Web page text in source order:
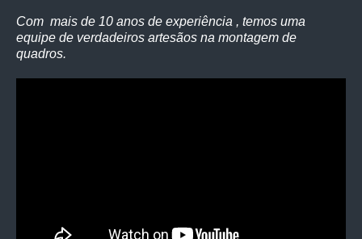
Com mais de 10 anos de experiência , temos uma
equipe de verdadeiros artesãos na montagem de
quadros.